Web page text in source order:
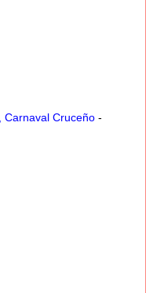
Carnaval Cruceño -